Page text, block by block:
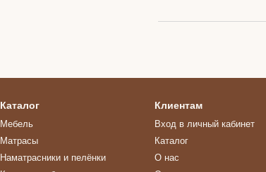
Каталог
Мебель
Матрасы
Наматрасники и пелёнки
Клиентам
Вход в личный кабинет
Каталог
О нас